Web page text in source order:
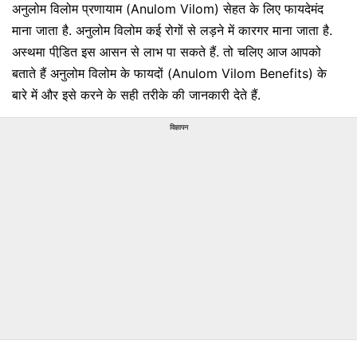
अनुलोम विलोम प्रणायाम (Anulom Vilom) सेहत के लिए फायदेमंद
माना जाता है. अनुलोम विलोम कई रोगों से लड़ने में कारगर माना जाता है.
अस्थमा पीडि़त इस आसन से लाभ पा सकते हैं. तो चलिए आज आपको
बताते हैं अनुलोम विलोम के फायदों (Anulom Vilom Benefits) के
बारे में और इसे करने के सही तरीके की जानकारी देते हैं.
विज्ञापन